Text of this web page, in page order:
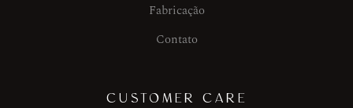
Fabricação
Contato
CUSTOMER CARE